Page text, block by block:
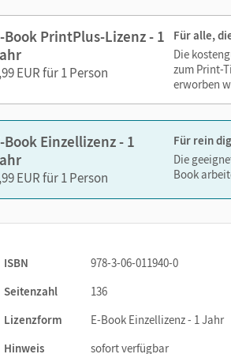
Zoomen
Book PrintPlus-Lizenz - 1
EUR für 1 Person
Für alle,
Die
zum Print-
erworben
Book Einzellizenz - 1
EUR für 1 Person
Für rein
Die
Book
ISBN
978-3-06-011940-0
Seitenzahl
136
Lizenzform
E-Book Einzellizenz - 1 Jahr
Hinweis
sofort verfügbar